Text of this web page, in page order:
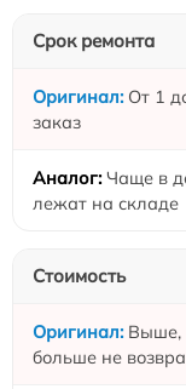
Срок ремонта
От 1
заказ
Чаще в
лежат на складе
Стоимость
Выше,
больше не